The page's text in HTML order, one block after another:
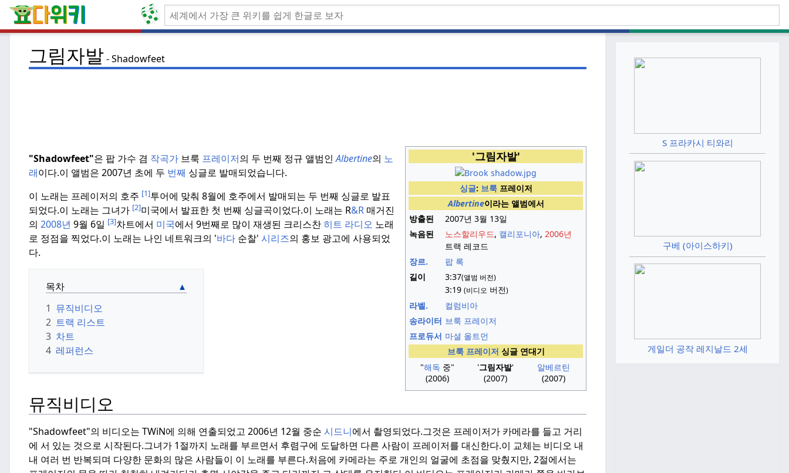
그림자발 Shadowfeet
'그림자발'
싱글: 브룩프레이저
Albertine이라는 앨범에서
방출된
2007년 3월 13일
녹음된
노스할리우드, 캘리포니아, 2006년
트랙 레코드
장르.
팝 록
길이
3:37(앨범 버전)
3:19 (비디오 버전)
라벨.
컬럼비아
송라이터 브룩 프레이저
프로듀서 마셜 올트먼
브룩 프레이저 싱글 연대기
"해독 중"
(2006)
'그림자발'
(2007)
알베르틴
(2007)
"Shadowfeet"은 팝 가수 겸 작곡가 브룩 프레이저의 두 번째 정규 앨범인Albertine의 노
래이다.이 앨범은 2007년 초에 두 번째 싱글로 발매되었습니다.
이 노래는 프레이저의 호주 [1]투어에 맞춰 8월에 호주에서 발매되는 두 번째 싱글로 발표
되었다.이 노래는 그녀가 [2]미국에서 발표한 첫 번째 싱글곡이었다.이 노래는 R&R 매거진
의 2008년 9월 6일 [3]차트에서 미국에서 9번째로 많이 재생된 크리스찬히트 라디오 노래
로 정점을 찍었다.이 노래는 나인 네트워크의 '바다 순찰' 시리즈의 홍보 광고에 사용되었
다.
목차
1 뮤직비디오
2 트랙 리스트
3 차트
4 레퍼런스
뮤직비디오
"Shadowfeet"의 비디오는 TWiN에 의해 연출되었고 2006년 12월 중순 시드니에서 촬영되었다.그것은 프레이저가 카메라를 들고 거리
에 서 있는 것으로 시작된다.그녀가 1절까지 노래를 부르면서 후렴구에 도달하면 다른 사람이 프레이저를 대신한다.이 교체는 비디오 내
내 여러 번 반복되며 다양한 문화의 많은 사람들이 이 노래를 부른다.처음에 카메라는 주로 개인의 얼굴에 초점을 맞췄지만, 2절에서는
S 프라카시 티와리
구베 (아이스하키)
게일더 공작 레지날드 2세